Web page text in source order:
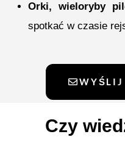
Orki, wieloryby
spotkać w czasie
Czy